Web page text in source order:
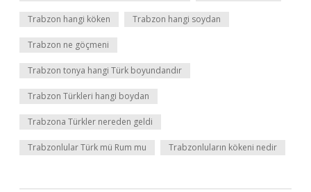
Trabzon hangi köken Trabzon hangi soydan
Trabzon ne göçmeni
Trabzon tonya hangi Türk boyundandır
Trabzon Türkleri hangi boydan
Trabzona Türkler nereden geldi
Trabzonlular Türk mü Rum mu Trabzonluların kökeni nedir